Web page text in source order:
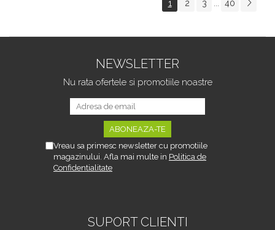
sau Portbagajului,
1 2 3 ... 40
NEWSLETTER
Nu rata ofertele si promotiile noastre
Vreau sa primesc newsletter cu promotiile
magazinului. Afla mai multe in Politica de
Confidentialitate
SUPORT CLIENTI